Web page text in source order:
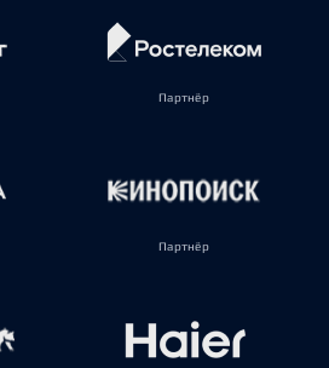
Партнёр
Партнёр